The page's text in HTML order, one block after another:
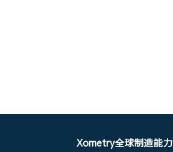
Xometry全球制造能力